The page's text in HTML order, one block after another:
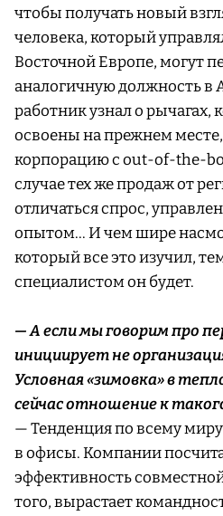
чтобы получать новый
человека, который
Восточной Европе, могут
аналогичную должность в
работник узнал о рычагах,
освоены на прежнем
корпорацию с out-of-the-
случае тех же продаж от
отличаться спрос,
опытом… И чем шире
который все это изучил,
специалистом он будет.
— А если мы говорим про
инициирует не
Условная «зимовка» в
сейчас отношение к
— Тенденция по всему
в офисы. Компании
эффективность
того, вырастает